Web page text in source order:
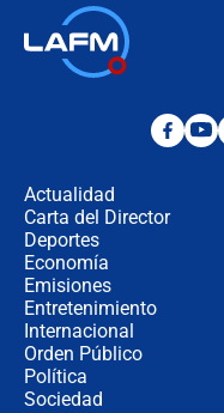
Actualidad
Carta del Director
Deportes
Economía
Emisiones
Entretenimiento
Internacional
Orden Público
Política
Sociedad